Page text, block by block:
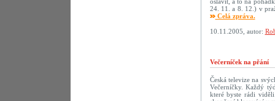
24. 11. a 8. 12.) v
Celá zpráva.
10.11.2005, autor:
Večerníček na přání
Česká televize na
Večerníčky. Každý
které byste rádi